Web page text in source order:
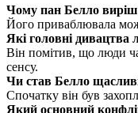
Чому пан Белло
Його приваблювала
Які головні дивацтва
Він помітив, що люди
сенсу.
Чи став Белло
Спочатку він був
Який основний